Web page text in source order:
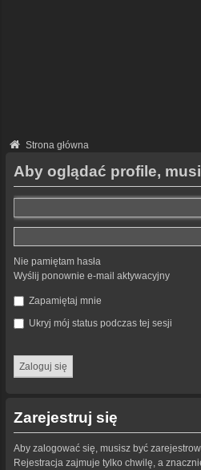
Strona główna
Aby oglądać profile,
Nie pamiętam hasła
Wyślij ponownie e-mail aktywacyjny
Zapamiętaj mnie
Ukryj mój status podczas tej sesji
Zarejestruj się
Aby zalogować się, musisz być
Rejestracja zajmuje tylko chwilę, a